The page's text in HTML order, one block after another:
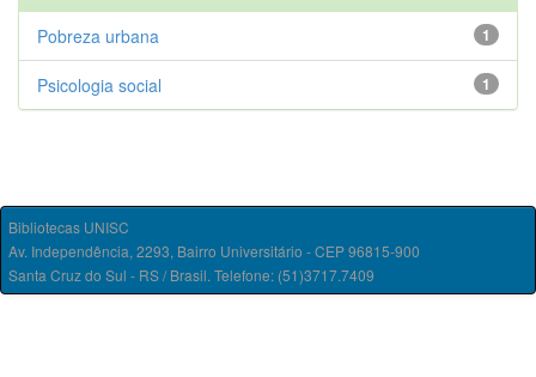
1
Pobreza urbana
1
Psicologia social
Bibliotecas UNISC
Av. Independência, 2293, Bairro Universitário - CEP 96815-900
Santa Cruz do Sul - RS / Brasil. Telefone: (51)3717.7409